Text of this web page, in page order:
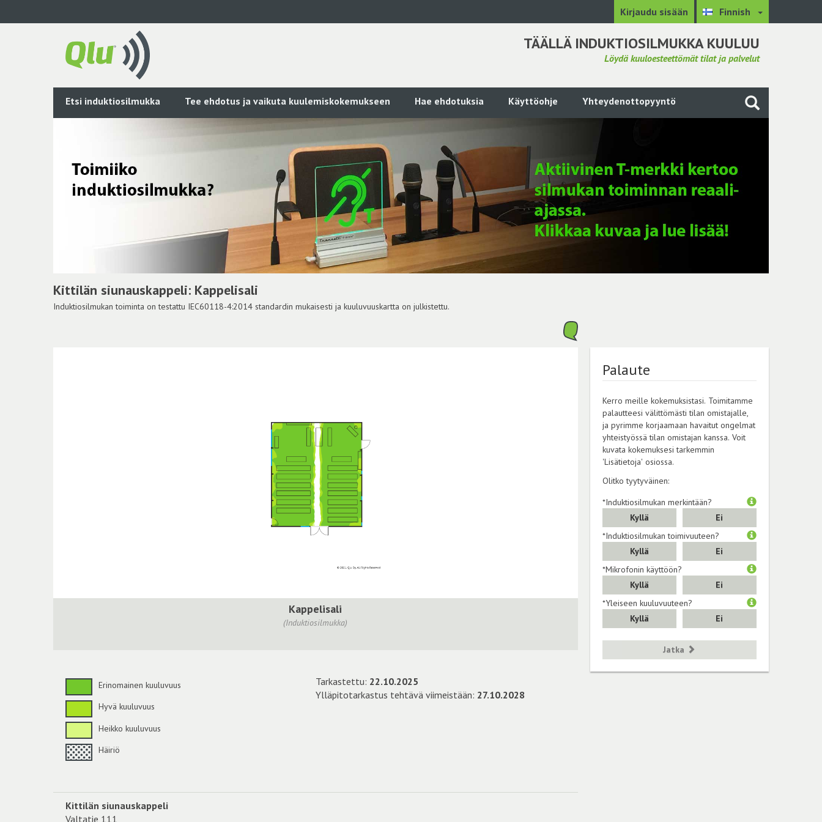
Kirjaudu sisään Finnish
TÄÄLLÄ INDUKTIOSILMUKKA KUULUU
Löydä kuuloesteettömät tilat ja palvelut
Etsi induktiosilmukka Tee ehdotus ja vaikuta kuulemiskokemukseen Hae ehdotuksia Käyttöohje Yhteydenottopyyntö
Kittilän siunauskappeli: Kappelisali
Induktiosilmukan toiminta on testattu IEC60118-4:2014 standardin mukaisesti ja kuuluvuuskartta on julkistettu.
Kappelisali
(Induktiosilmukka)
Erinomainen kuuluvuus
Hyvä kuuluvuus
Heikko kuuluvuus
Häiriö
Tarkastettu: 22.10.2025
Ylläpitotarkastus tehtävä viimeistään: 27.10.2028
Kittilän siunauskappeli
Valtatie 111
Palaute
Kerro meille kokemuksistasi. Toimitamme
palautteesi välittömästi tilan omistajalle,
ja pyrimme korjaamaan havaitut ongelmat
yhteistyössä tilan omistajan kanssa. Voit
kuvata kokemuksesi tarkemmin
'Lisätietoja' osiossa.
Olitko tyytyväinen:
*Induktiosilmukan merkintään?
Kyllä
Ei
*Induktiosilmukan toimivuuteen?
Kyllä
Ei
*Mikrofonin käyttöön?
Kyllä
Ei
*Yleiseen kuuluvuuteen?
Kyllä
Ei
Jatka